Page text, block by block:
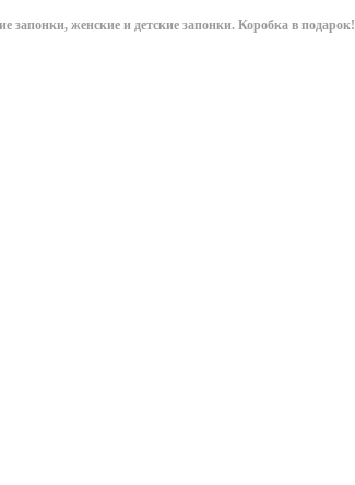
женские и детские запонки. Коробка в подарок!